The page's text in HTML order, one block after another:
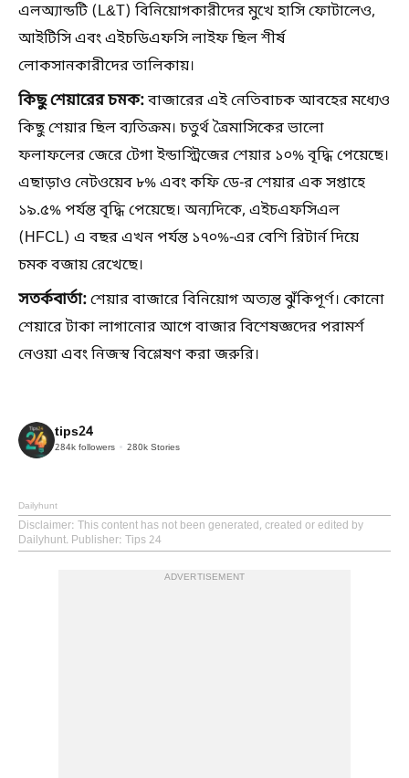
এলঅ্যান্ডটি (L&T) বিনিয়োগকারীদের মুখে হাসি ফোটালেও,
আইটিসি এবং এইচডিএফসি লাইফ ছিল শীর্ষ
লোকসানকারীদের তালিকায়।
কিছু শেয়ারের চমক:বাজারের এই নেতিবাচক আবহের মধ্যেও
কিছু শেয়ার ছিল ব্যতিক্রম। চতুর্থ ত্রৈমাসিকের ভালো
ফলাফলের জেরে টেগা ইন্ডাস্ট্রিজের শেয়ার ১০% বৃদ্ধি পেয়েছে।
এছাড়াও নেটওয়েব ৮% এবং কফি ডে-র শেয়ার এক সপ্তাহে
১৯.৫% পর্যন্ত বৃদ্ধি পেয়েছে। অন্যদিকে, এইচএফসিএল
(HFCL) এ বছর এখন পর্যন্ত ১৭০%-এর বেশি রিটার্ন দিয়ে
চমক বজায় রেখেছে।
সতর্কবার্তা:শেয়ার বাজারে বিনিয়োগ অত্যন্ত ঝুঁকিপূর্ণ। কোনো
শেয়ারে টাকা লাগানোর আগে বাজার বিশেষজ্ঞদের পরামর্শ
নেওয়া এবং নিজস্ব বিশ্লেষণ করা জরুরি।
tips24
284k followers 280k Stories
Dailyhunt
Disclaimer: This content has not been generated, created or edited by
Dailyhunt. Publisher: Tips 24
ADVERTISEMENT